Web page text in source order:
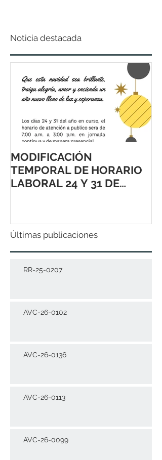
Noticia destacada
MODIFICACIÓN
TEMPORAL DE HORARIO
LABORAL 24 Y 31 DE
Últimas publicaciones
RR-25-0207
AVC-26-0102
AVC-26-0136
AVC-26-0113
AVC-26-0099